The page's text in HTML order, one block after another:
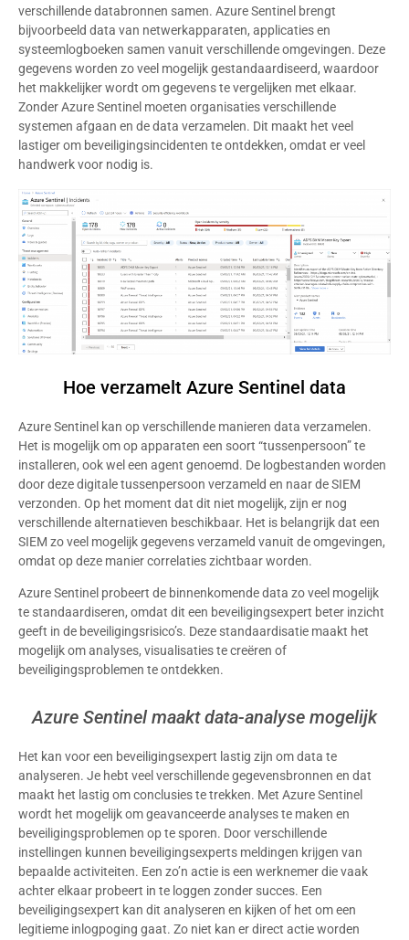
verschillende databronnen samen. Azure Sentinel brengt
bijvoorbeeld data van netwerkapparaten, applicaties en
systeemlogboeken samen vanuit verschillende omgevingen. Deze
gegevens worden zo veel mogelijk gestandaardiseerd, waardoor
het makkelijker wordt om gegevens te vergelijken met elkaar.
Zonder Azure Sentinel moeten organisaties verschillende
systemen afgaan en de data verzamelen. Dit maakt het veel
lastiger om beveiligingsincidenten te ontdekken, omdat er veel
handwerk voor nodig is.
Hoe verzamelt Azure Sentinel data
Azure Sentinel kan op verschillende manieren data verzamelen.
Het is mogelijk om op apparaten een soort “tussenpersoon” te
installeren, ook wel een agent genoemd. De logbestanden worden
door deze digitale tussenpersoon verzameld en naar de SIEM
verzonden. Op het moment dat dit niet mogelijk, zijn er nog
verschillende alternatieven beschikbaar. Het is belangrijk dat een
SIEM zo veel mogelijk gegevens verzameld vanuit de omgevingen,
omdat op deze manier correlaties zichtbaar worden.
Azure Sentinel probeert de binnenkomende data zo veel mogelijk
te standaardiseren, omdat dit een beveiligingsexpert beter inzicht
geeft in de beveiligingsrisico’s. Deze standaardisatie maakt het
mogelijk om analyses, visualisaties te creëren of
beveiligingsproblemen te ontdekken.
Azure Sentinel maakt data-analyse mogelijk
Het kan voor een beveiligingsexpert lastig zijn om data te
analyseren. Je hebt veel verschillende gegevensbronnen en dat
maakt het lastig om conclusies te trekken. Met Azure Sentinel
wordt het mogelijk om geavanceerde analyses te maken en
beveiligingsproblemen op te sporen. Door verschillende
instellingen kunnen beveiligingsexperts meldingen krijgen van
bepaalde activiteiten. Een zo’n actie is een werknemer die vaak
achter elkaar probeert in te loggen zonder succes. Een
beveiligingsexpert kan dit analyseren en kijken of het om een
legitieme inlogpoging gaat. Zo niet kan er direct actie worden